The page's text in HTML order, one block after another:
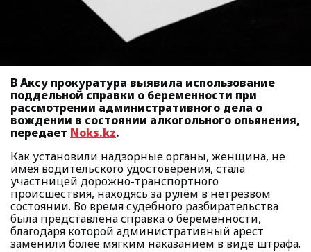
В Аксу прокуратура выявила использование
поддельной справки о беременности при
рассмотрении административного дела о
вождении в состоянии алкогольного опьянения,
передает Noks.kz.
Как установили надзорные органы, женщина, не
имея водительского удостоверения, стала
участницей дорожно-транспортного
происшествия, находясь за рулём в нетрезвом
состоянии. Во время судебного разбирательства
была представлена справка о беременности,
благодаря которой административный арест
заменили более мягким наказанием в виде штрафа.